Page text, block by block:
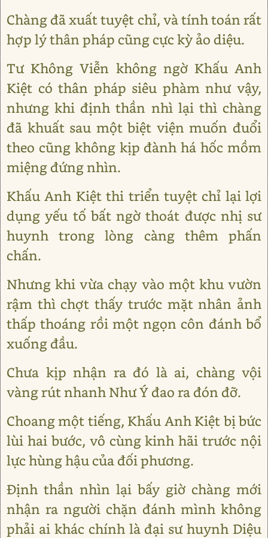
Chàng đã xuất tuyệt chỉ, và tính toán rất
hợp lý thân pháp cũng cực kỳ ảo diệu.
Tư Không Viễn không ngờ Khấu Anh
Kiệt có thân pháp siêu phàm như vậy,
nhưng khi định thần nhì lại thì chàng
đã khuất sau một biệt viện muốn đuổi
theo cũng không kịp đành há hốc mồm
miệng đứng nhìn.
Khấu Anh Kiệt thi triển tuyệt chỉ lại lợi
dụng yếu tố bất ngờ thoát được nhị sư
huynh trong lòng càng thêm phấn
chấn.
Nhưng khi vừa chạy vào một khu vườn
rậm thì chợt thấy trước mặt nhân ảnh
thấp thoáng rồi một ngọn côn đánh bổ
xuống đầu.
Chưa kịp nhận ra đó là ai, chàng vội
vàng rút nhanh Như Ý đao ra đón đỡ.
Choang một tiếng, Khấu Anh Kiệt bị bức
lùi hai bước, vô cùng kinh hãi trước nội
lực hùng hậu của đối phương.
Định thần nhìn lại bấy giờ chàng mới
nhận ra người chặn đánh mình không
phải ai khác chính là đại sư huynh Diệu